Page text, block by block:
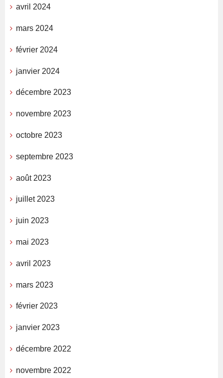
avril 2024
mars 2024
février 2024
janvier 2024
décembre 2023
novembre 2023
octobre 2023
septembre 2023
août 2023
juillet 2023
juin 2023
mai 2023
avril 2023
mars 2023
février 2023
janvier 2023
décembre 2022
novembre 2022